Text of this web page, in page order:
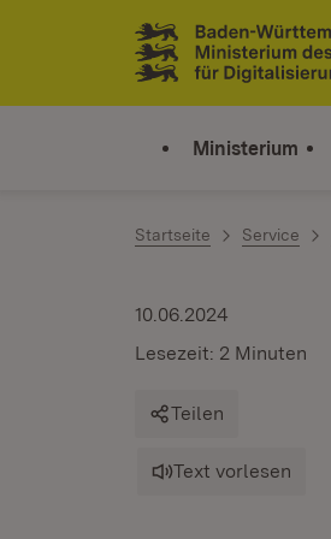
Zum Inhalt springen
Link zur Startseite
Ministerium
Startseite Service
10.06.2024
Lesezeit: 2 Minuten
Teilen
Text vorlesen